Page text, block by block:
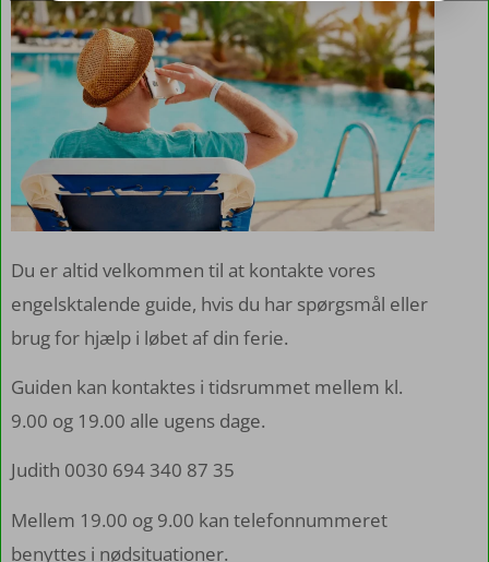
Du er altid velkommen til at kontakte vores
engelsktalende guide, hvis du har spørgsmål eller
brug for hjælp i løbet af din ferie.
Guiden kan kontaktes i tidsrummet mellem kl.
9.00 og 19.00 alle ugens dage.
Judith 0030 694 340 87 35
Mellem 19.00 og 9.00 kan telefonnummeret
benyttes i nødsituationer.